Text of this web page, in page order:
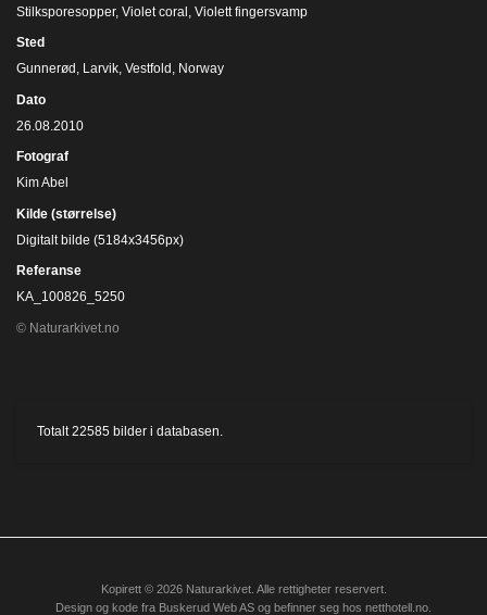
Stilksporesopper, Violet coral Violett fingersvamp
Sted
Gunnerød, Larvik, Vestfold, Norway
Dato
26.08.2010
Fotograf
Kim Abel
Kilde (størrelse)
Digitalt bilde (5184x3456px)
Referanse
KA_100826_5250
© Naturarkivet.no
Totalt 22585 bilder i databasen.
Kopirett © 2026 Naturarkivet. Alle rettigheter reservert.
Design og kode fra Buskerud Web AS og befinner seg hos netthotell.no